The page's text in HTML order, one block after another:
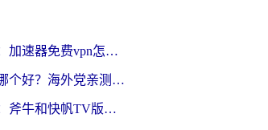
海外党必看：加速器免费vpn怎么选？3步教你无缝访问国内资源
穿梭和巨鲸哪个好？海外党亲测3款回国加速器，教你避开90%的坑
海外党必看：斧牛和快帆TV版哪个好？3分钟选对回国加速器，无缝刷B站、追热剧